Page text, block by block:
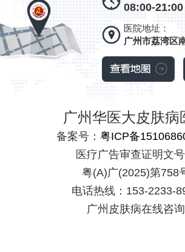
08:00-21:00
医院地址：
广州市荔湾区
广州华医大皮肤病
备案号： 粤ICP备
医疗广告审查证明文号
粤(A)广(2025)第758
电话热线：153-2233-
广州皮肤病在线咨询